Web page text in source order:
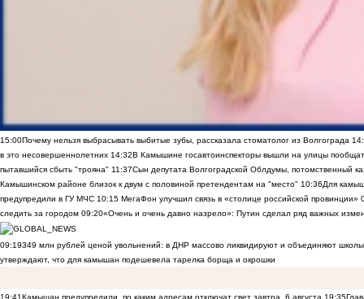
15:00Почему нельзя выбрасывать выбитые зубы, рассказала стоматолог из Волгограда
в это несовершеннолетних 14:32В Камышине госавтоинспекторы вышли на улицы
пытавшийся сбыть "трояна" 11:37Сын депутата Волгоградской Облдумы, потомственный
Камышинском районе близок к двум с половиной претендентам на "место" 10:36Для
предупредили в ГУ МЧС 10:15 МегаФон улучшил связь в «столице российской провинции»
следить за городом 09:20«Очень и очень давно назрело»: Путин сделал ряд важных
09:19349 млн рублей ценой увольнений: в ДНР массово ликвидируют и объединяют
утверждают, что для камышан подешевела тарелка борща и окрошки
19:41Камышан предупредили, по каким адресам отключат свет завтра, 6 августа 19:35